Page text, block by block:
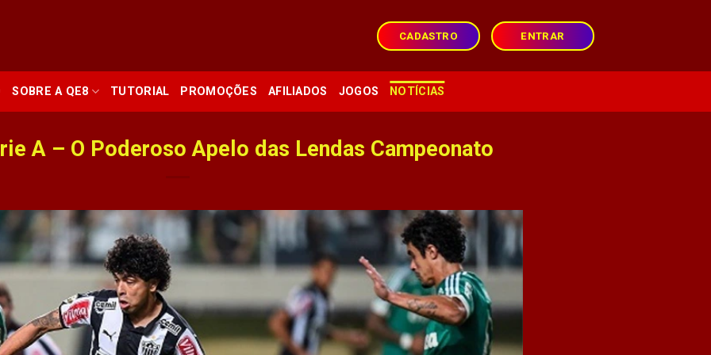
CADASTRO ENTRAR
SOBRE A QE8 TUTORIAL PROMOÇÕES AFILIADOS JOGOS NOTÍCIAS
A – O Poderoso Apelo das Lendas Campeonato